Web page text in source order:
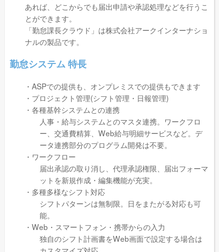
お問い合わせ
あれば、どこからでも届出申請や承認処理などを行うこ
とができます。
「勤怠課長クラウド」は株式会社アークインターナショ
ナルの製品です。
勤怠システム 特長
・ASPでの提供も、オンプレミスでの提供もできます
・プロジェクト管理(シフト管理・日報管理)
・各種基幹システムとの連携
人事・給与システムとのマスタ連携。ワークフロ
ー、交通費精算、Web給与明細サービスなど。デ
ータ連携部分のプログラム開発は不要。
・ワークフロー
届出承認の取り消し、代理承認権限、届出フォーマ
ットを新規作成・編集機能が充実。
・多種多様なシフト対応
シフトパターンは無制限。日をまたがる対応も可
能。
・Web・スマートフォン・携帯からの入力
独自のシフト計画書をWeb画面で設定する場合は